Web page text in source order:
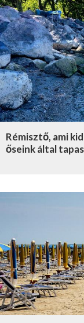
Rémisztő, ami
őseink által